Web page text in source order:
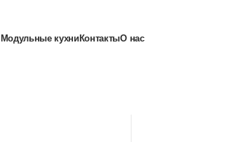
Модульные кухниКонтактыО нас